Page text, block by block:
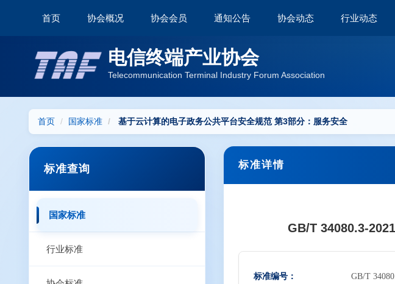
首页 协会概况 协会会员 通知公告 协会动态 行业动态
电信终端产业协会
Telecommunication Terminal Industry Forum Association
首页 国家标准 基于云计算的电子政务公共平台安全规范 第3部分：服务安全
标准查询
国家标准
行业标准
标准详情
GB/T 34080.3-
标准编号： GB/T